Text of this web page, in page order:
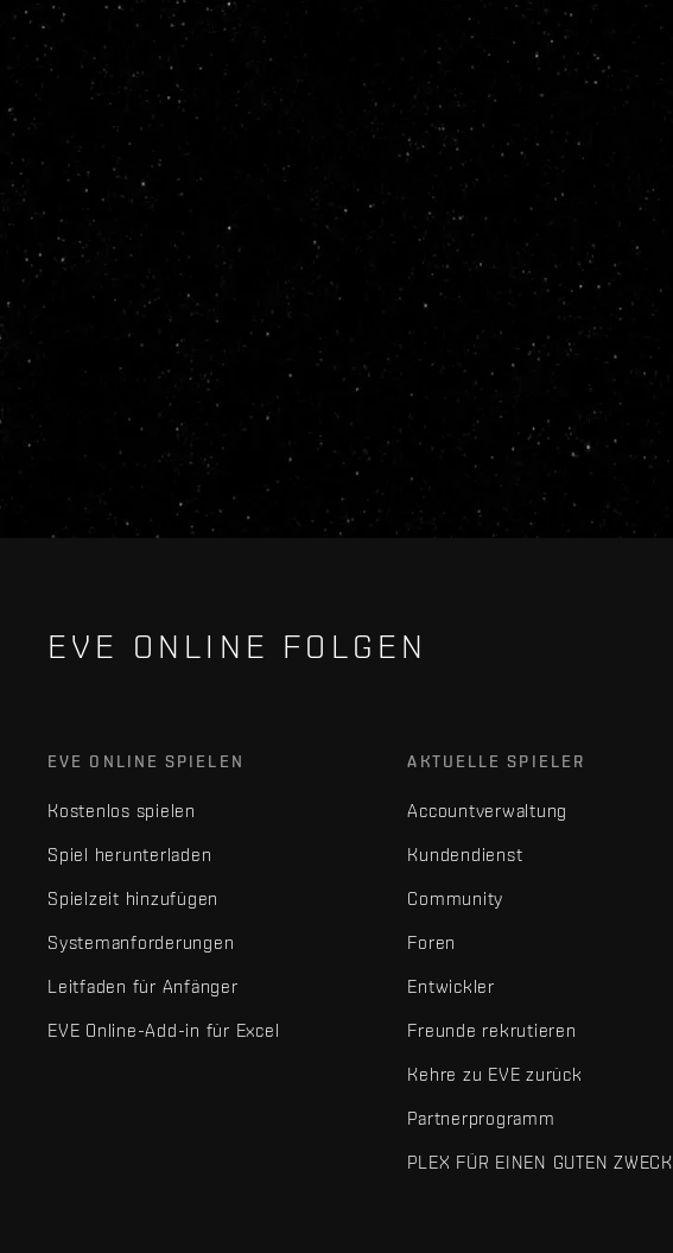
EVE ONLINE FOLGEN
EVE ONLINE SPIELEN
Kostenlos spielen
Spiel herunterladen
Spielzeit hinzufügen
Systemanforderungen
Leitfaden für Anfänger
EVE Online-Add-in für Excel
AKTUELLE SPIELER
Accountverwaltung
Kundendienst
Community
Foren
Entwickler
Freunde rekrutieren
Kehre zu EVE zurück
Partnerprogramm
PLEX FÜR EINEN GUTEN ZWECK